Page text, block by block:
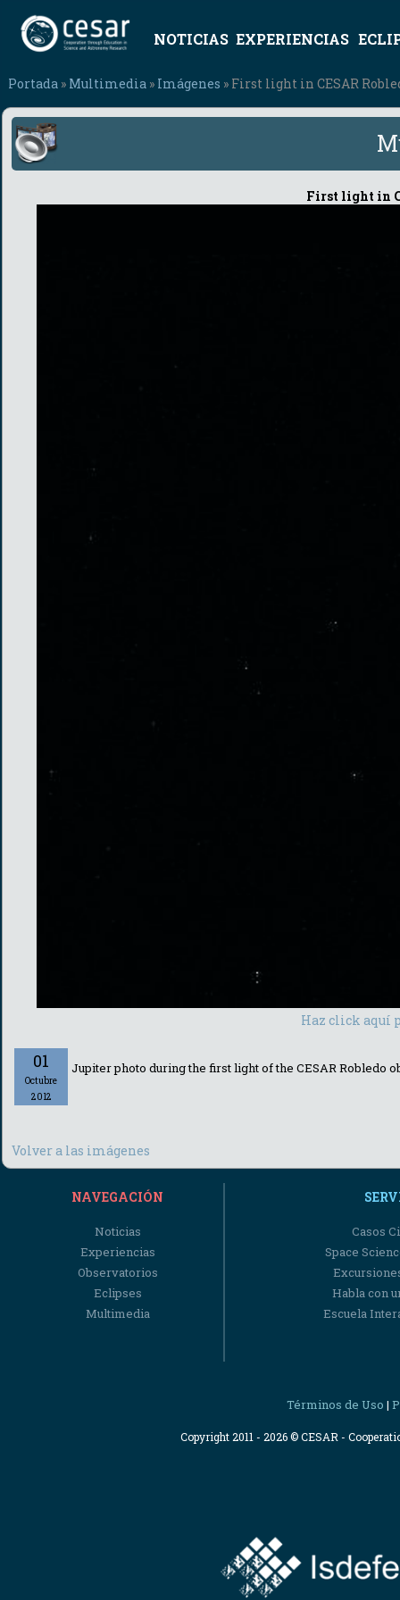
NOTICIAS EXPERIENCIAS
Portada » Multimedia » Imágenes » First light in CESAR
First light in
Haz click aquí
01
Octubre
2012
Jupiter photo during the first light of the CESAR Robledo
Volver a las imágenes
NAVEGACIÓN
Noticias
Experiencias
Observatorios
Eclipses
Multimedia
Casos
Space
Habla con
Escuela
Términos de Uso |
Copyright 2011 - 2026 © CESAR -